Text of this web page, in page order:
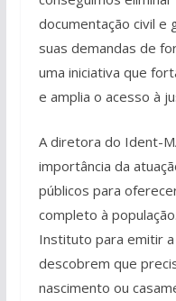
documentação civil e
suas demandas de
uma iniciativa que
e amplia o acesso à
A diretora do Ident-
importância da
públicos para
completo à
Instituto para emitir
descobrem que
nascimento ou